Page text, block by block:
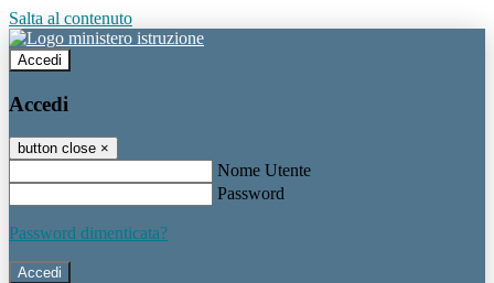
Salta al contenuto
Accedi
Accedi
button close ×
Nome Utente
Password
Password dimenticata?